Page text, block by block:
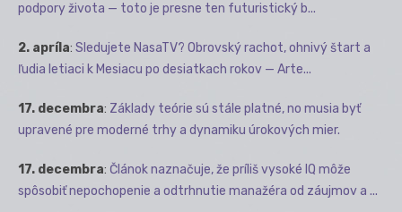
podpory života — toto je presne ten futuristický b...
2. apríla: Sledujete NasaTV? Obrovský rachot, ohnivý štart a
ľudia letiaci k Mesiacu po desiatkach rokov — Arte...
17. decembra: Základy teórie sú stále platné, no musia byť
upravené pre moderné trhy a dynamiku úrokových mier.
17. decembra: Článok naznačuje, že príliš vysoké IQ môže
spôsobiť nepochopenie a odtrhnutie manažéra od záujmov a ...